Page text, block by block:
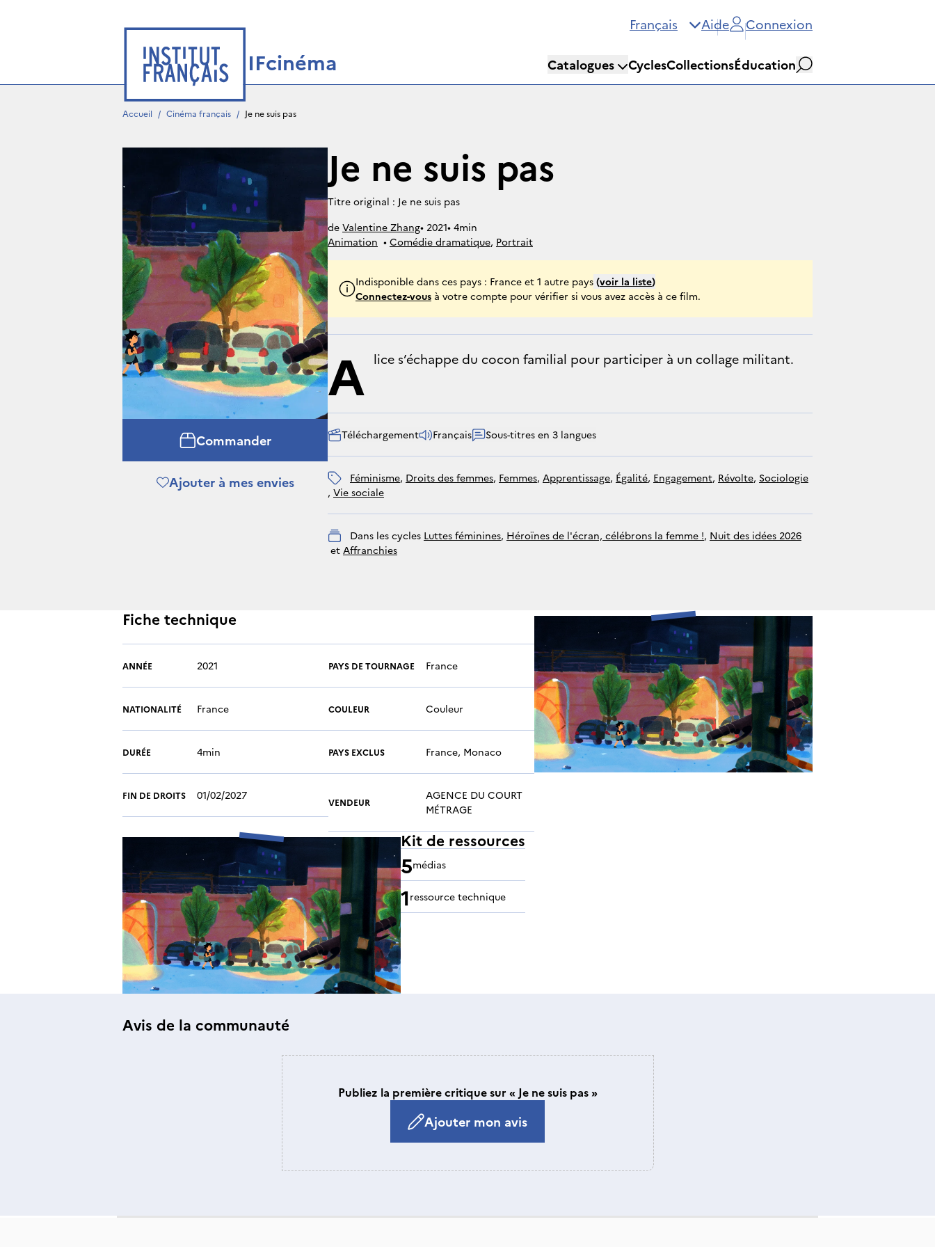
Français Aide Connexion
IFcinéma Catalogues CyclesCollectionsÉducation
Rechercher
Accueil / Cinéma français / Je ne suis pas
Commander
Ajouter à mes envies
Je ne suis pas
Titre original : Je ne suis pas
de Valentine Zhang• 2021• 4min
Animation • Comédie dramatique, Portrait
Indisponible dans ces pays : France et 1 autre pays (voir la liste)
Connectez-vous à votre compte pour vérifier si vous avez accès à ce film.
A lice s’échappe du cocon familial pour participer à un collage militant.
Téléchargement Français Sous-titres en 3 langues
féminisme, droits des femmes, Femmes, apprentissage, égalité, engagement, révolte,
sociologie
,
vie sociale
Dans les cycles Luttes féminines, Héroïnes de l'écran, célébrons la femme !, Nuit des idées 2026
et Affranchies
Fiche technique
ANNÉE 2021
NATIONALITÉ France
DURÉE 4min
FIN DE DROITS 01/02/2027
PAYS DE TOURNAGE France
COULEUR Couleur
PAYS EXCLUS France, Monaco
VENDEUR
AGENCE DU COURT
MÉTRAGE
Kit de ressources
5médias
1ressource technique
Avis de la communauté
Publiez la première critique sur « Je ne suis pas »
Ajouter mon avis